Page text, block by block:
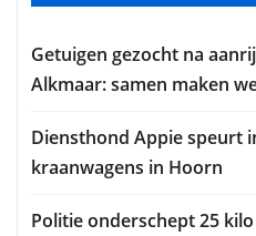
Getuigen gezocht na
Alkmaar: samen maken
Diensthond Appie speurt
kraanwagens in Hoorn
Politie onderschept 25